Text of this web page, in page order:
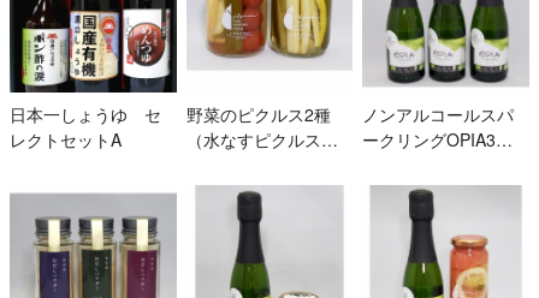
日本一しょうゆ セ
レクトセットA
野菜のピクルス2種
（水なすピクルス和
うりのピクルス）入
ノンアルコールスパ
ークリングOPIA3本